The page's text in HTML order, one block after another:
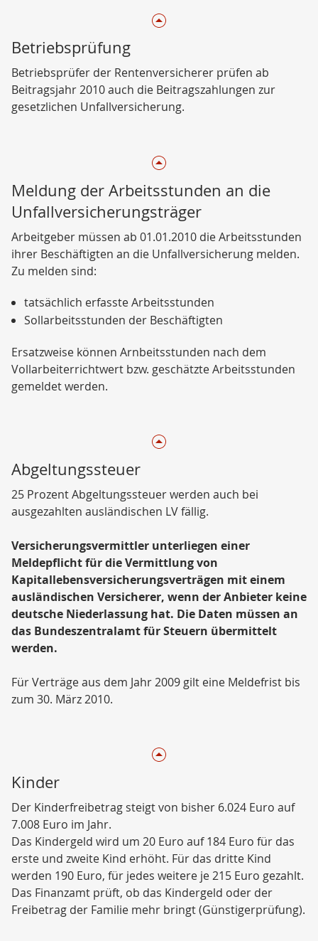
Betriebsprüfung
Betriebsprüfer der Rentenversicherer prüfen ab
Beitragsjahr 2010 auch die Beitragszahlungen zur
gesetzlichen Unfallversicherung.
Meldung der Arbeitsstunden an die
Unfallversicherungsträger
Arbeitgeber müssen ab 01.01.2010 die Arbeitsstunden
ihrer Beschäftigten an die Unfallversicherung melden.
Zu melden sind:
tatsächlich erfasste Arbeitsstunden
Sollarbeitsstunden der Beschäftigten
Ersatzweise können Arnbeitsstunden nach dem
Vollarbeiterrichtwert bzw. geschätzte Arbeitsstunden
gemeldet werden.
Abgeltungssteuer
25 Prozent Abgeltungssteuer werden auch bei
ausgezahlten ausländischen LV fällig.
Versicherungsvermittler unterliegen einer
Meldepflicht für die Vermittlung von
Kapitallebensversicherungsverträgen mit einem
ausländischen Versicherer, wenn der Anbieter keine
deutsche Niederlassung hat. Die Daten müssen an
das Bundeszentralamt für Steuern übermittelt
werden.
Für Verträge aus dem Jahr 2009 gilt eine Meldefrist bis
zum 30. März 2010.
Kinder
Der Kinderfreibetrag steigt von bisher 6.024 Euro auf
7.008 Euro im Jahr.
Das Kindergeld wird um 20 Euro auf 184 Euro für das
erste und zweite Kind erhöht. Für das dritte Kind
werden 190 Euro, für jedes weitere je 215 Euro gezahlt.
Das Finanzamt prüft, ob das Kindergeld oder der
Freibetrag der Familie mehr bringt (Günstigerprüfung).